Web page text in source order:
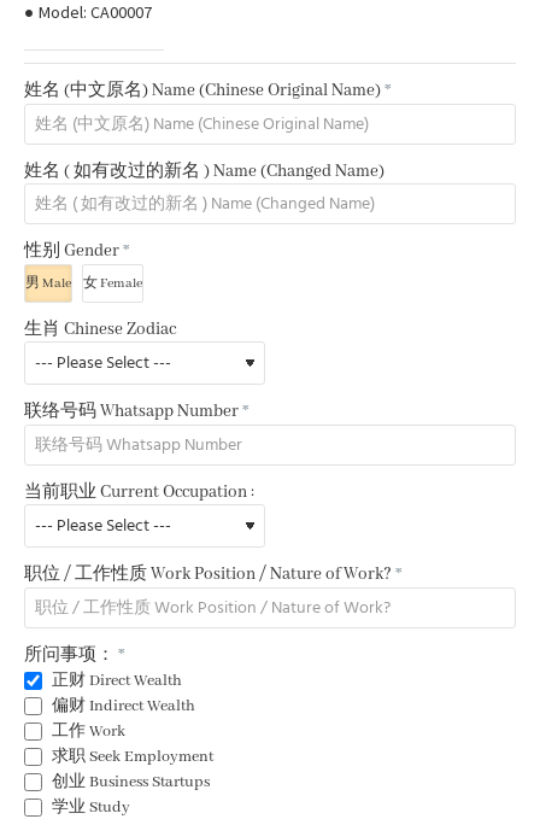
Model: CA00007
姓名 (中文原名) Name (Chinese Original Name)
姓名 ( 如有改过的新名 ) Name (Changed Name)
性别 Gender
男 Male 女 Female
生肖 Chinese Zodiac
联络号码 Whatsapp Number
当前职业 Current Occupation :
职位 / 工作性质 Work Position / Nature of Work?
所问事项：
正财 Direct Wealth
偏财 Indirect Wealth
工作 Work
求职 Seek Employment
创业 Business Startups
学业 Study